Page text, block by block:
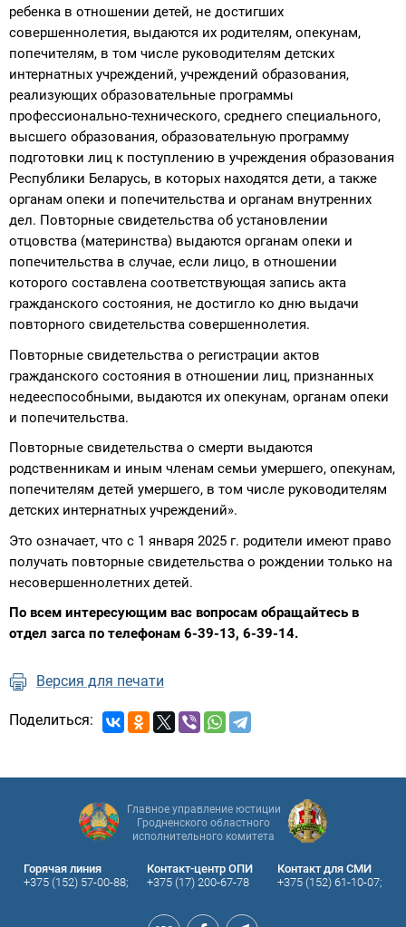
ребенка в отношении детей, не достигших
совершеннолетия, выдаются их родителям, опекунам,
попечителям, в том числе руководителям детских
интернатных учреждений, учреждений образования,
реализующих образовательные программы
профессионально-технического, среднего специального,
высшего образования, образовательную программу
подготовки лиц к поступлению в учреждения образования
Республики Беларусь, в которых находятся дети, а также
органам опеки и попечительства и органам внутренних
дел. Повторные свидетельства об установлении
отцовства (материнства) выдаются органам опеки и
попечительства в случае, если лицо, в отношении
которого составлена соответствующая запись акта
гражданского состояния, не достигло ко дню выдачи
повторного свидетельства совершеннолетия.
Повторные свидетельства о регистрации актов
гражданского состояния в отношении лиц, признанных
недееспособными, выдаются их опекунам, органам опеки
и попечительства.
Повторные свидетельства о смерти выдаются
родственникам и иным членам семьи умершего, опекунам,
попечителям детей умершего, в том числе руководителям
детских интернатных учреждений».
Это означает, что с 1 января 2025 г. родители имеют право
получать повторные свидетельства о рождении только на
несовершеннолетних детей.
По всем интересующим вас вопросам обращайтесь в
отдел загса по телефонам 6-39-13, 6-39-14.
Версия для печати
Поделиться:
Главное управление юстиции
Гродненского областного
исполнительного комитета
Горячая линия
+375 (152) 57-00-88;
Контакт-центр ОПИ
+375 (17) 200-67-78
Контакт для СМИ
+375 (152) 61-10-07;